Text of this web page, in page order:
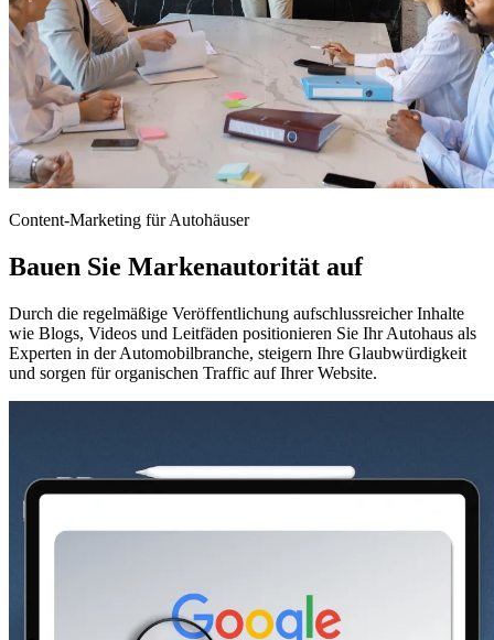
Content-Marketing für Autohäuser
Bauen Sie Markenautorität auf
Durch die regelmäßige Veröffentlichung aufschlussreicher Inhalte
wie Blogs, Videos und Leitfäden positionieren Sie Ihr Autohaus als
Experten in der Automobilbranche, steigern Ihre Glaubwürdigkeit
und sorgen für organischen Traffic auf Ihrer Website.